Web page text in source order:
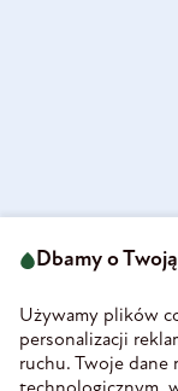
58-160 Świebodzice
REGON 890213034
INFORMACJE
Dbamy o
Używamy plików
personalizacji
ruchu. Twoje dane